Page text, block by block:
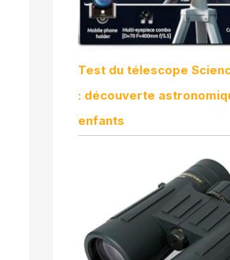
Test du télescope
: découverte
enfants